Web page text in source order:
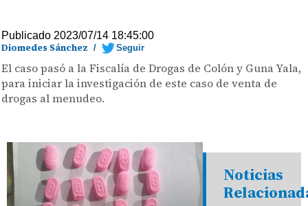
Publicado 2023/07/14 18:45:00
Diomedes Sánchez / Seguir
El caso pasó a la Fiscalía de Drogas de Colón y Guna Yala,
para iniciar la investigación de este caso de venta de
drogas al menudeo.
Noticias